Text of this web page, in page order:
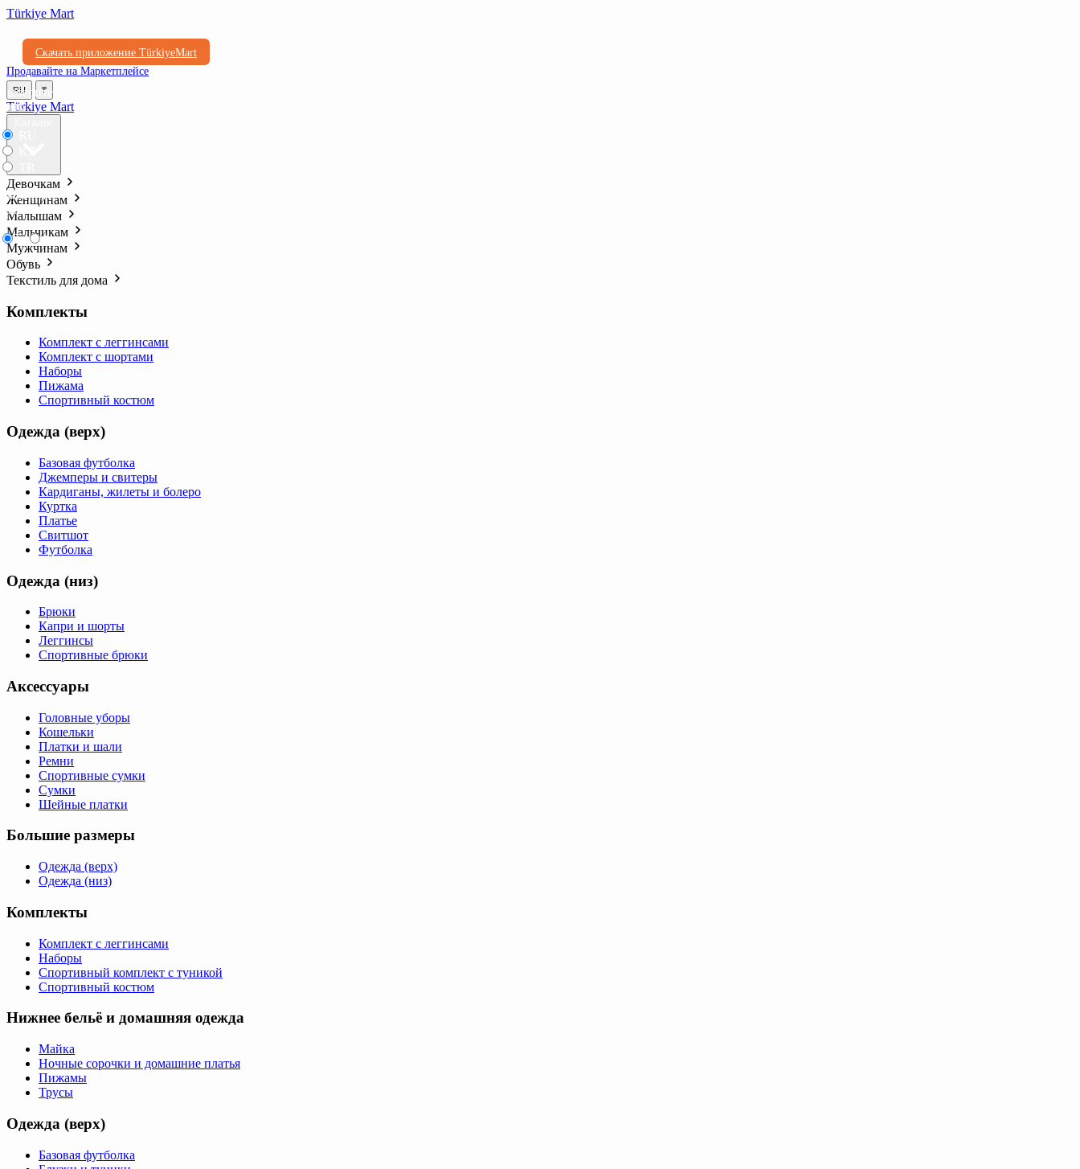
Türkiye Mart
Скачать приложение TürkiyeMart
Продавайте на Маркетплейсе
RU ₸
₸ ₺l
Türkiye Mart
Девочкам
Женщинам
Малышам
Мальчикам
Мужчинам
Обувь
Текстиль для дома
Комплекты
Комплект с леггинсами
Комплект с шортами
Наборы
Пижама
Спортивный костюм
Одежда (верх)
Базовая футболка
Джемперы и свитеры
Кардиганы, жилеты и болеро
Куртка
Платье
Свитшот
Футболка
Одежда (низ)
Брюки
Капри и шорты
Леггинсы
Спортивные брюки
Аксессуары
Головные уборы
Кошельки
Платки и шали
Ремни
Спортивные сумки
Сумки
Шейные платки
Большие размеры
Одежда (верх)
Одежда (низ)
Комплекты
Комплект с леггинсами
Наборы
Спортивный комплект с туникой
Спортивный костюм
Нижнее бельё и домашняя одежда
Майка
Ночные сорочки и домашние платья
Пижамы
Трусы
Одежда (верх)
Базовая футболка